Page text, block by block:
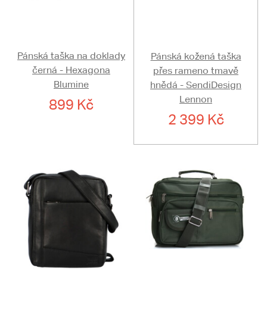
Pánská taška na doklady
černá - Hexagona
Blumine
899 Kč
Pánská kožená taška
přes rameno tmavě
hnědá - SendiDesign
Lennon
2 399 Kč